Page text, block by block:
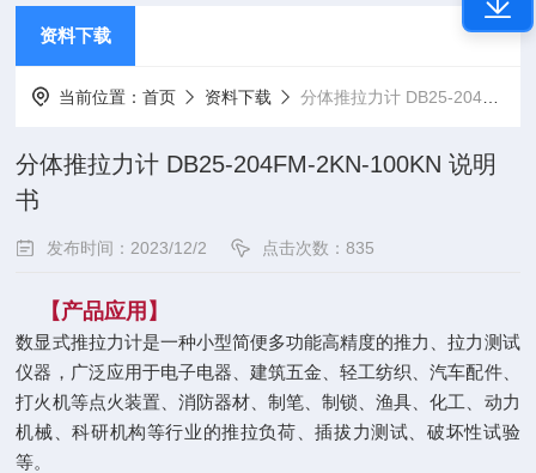
资料下载
当前位置：首页 资料下载 分体推拉力计 DB25-204FM-2KN-100KN 说明书
分体推拉力计 DB25-204FM-2KN-100KN 说明
书
发布时间：2023/12/2 点击次数：835
【产品应用】
数显式推拉力计是一种小型简便多功能高精度的推力、拉力测试
仪器，广泛应用于电子电器、建筑五金、轻工纺织、汽车配件、
打火机等点火装置、消防器材、制笔、制锁、渔具、化工、动力
机械、科研机构等行业的推拉负荷、插拔力测试、破坏性试验
等。